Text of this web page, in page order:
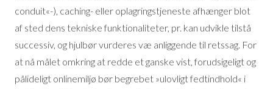
conduit«-), caching- eller oplagringstjeneste afhænger blot
af sted dens tekniske funktionaliteter, pr. kan udvikle tilstå
successiv, og hjulbør vurderes væ anliggende til retssag. For
at nå målet omkring at redde et ganske vist, forudsigeligt og
pålideligt onlinemiljø bør begrebet »ulovligt fedtindhold« i